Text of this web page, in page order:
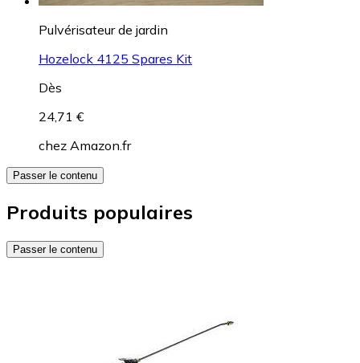
Pulvérisateur de jardin
Hozelock 4125 Spares Kit
Dès
24,71 €
chez Amazon.fr
Passer le contenu
Produits populaires
Passer le contenu